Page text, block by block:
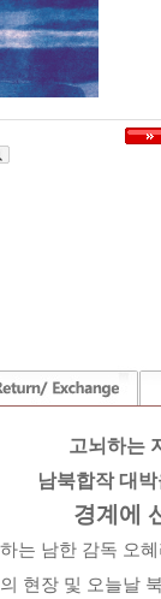
고뇌하는
남북합작 대
경계에
는 남한 감독 오
현장 및 오늘날